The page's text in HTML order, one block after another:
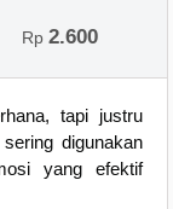
Rp2.600
tapi justru
digunakan
yang efektif